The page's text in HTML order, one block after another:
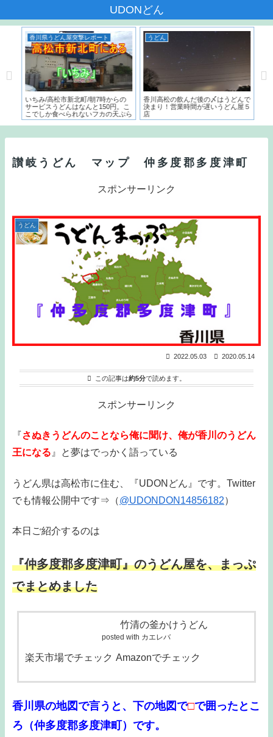
UDONどん
香川県うどん屋突撃レポート
いちみ/高松市新北町/朝7時からの
サービスうどんはなんと150円。こ
こでしか食べられないフカの天ぷら
とは？？
うどん
香川高松の飲んだ後の〆はうどんで
決まり！営業時間が遅いうどん屋５
店
讃岐うどん マップ 仲多度郡多度津町
スポンサーリンク
うどん
2022.05.03 2020.05.14
この記事は約5分で読めます。
スポンサーリンク
『さぬきうどんのことなら俺に聞け、俺が香川のうどん
王になる 』と夢はでっかく語っている
うどん県は高松市に住む、『UDONどん』です。Twitter
でも情報公開中です⇒（@UDONDON14856182）
本日ご紹介するのは
『仲多度郡多度津町』のうどん屋を、まっぷ
でまとめました
竹清の釜かけうどん
posted with カエレバ
楽天市場でチェック Amazonでチェック
香川県の地図で言うと、下の地図で□で囲ったとこ
ろ（仲多度郡多度津町）です。